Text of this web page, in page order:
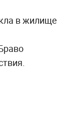
в жилище